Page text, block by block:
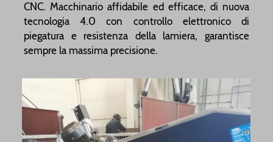
CNC. Macchinario affidabile ed efficace, di nuova
tecnologia 4.0 con controllo elettronico di
piegatura e resistenza della lamiera, garantisce
sempre la massima precisione.